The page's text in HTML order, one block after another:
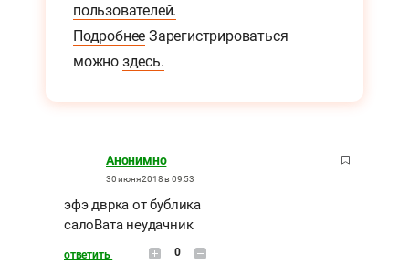
пользователей.
Подробнее Зарегистрироваться
можно здесь.
Анонимно
30 июня 2018 в 09:53
эфэ дврка от бублика
салоВата неудачник
ответить 0